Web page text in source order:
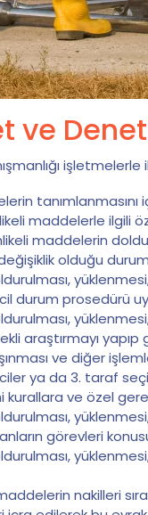
ve
maddelerle ilgili
maddelerin
olduğu
durum prosedürü
araştırmayı
ve diğer
ya da 3. taraf
kurallara ve özel
görevleri
nakilleri